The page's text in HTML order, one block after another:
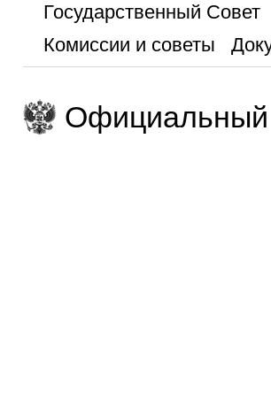
Государственный Совет
Комиссии и советы
Официальный